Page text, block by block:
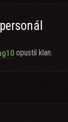
opustil klan.